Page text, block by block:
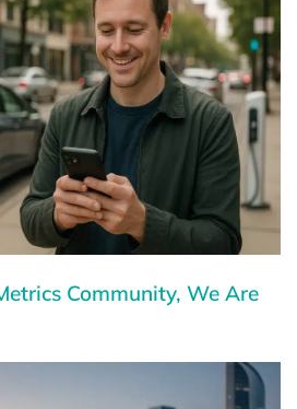
Community, We Are